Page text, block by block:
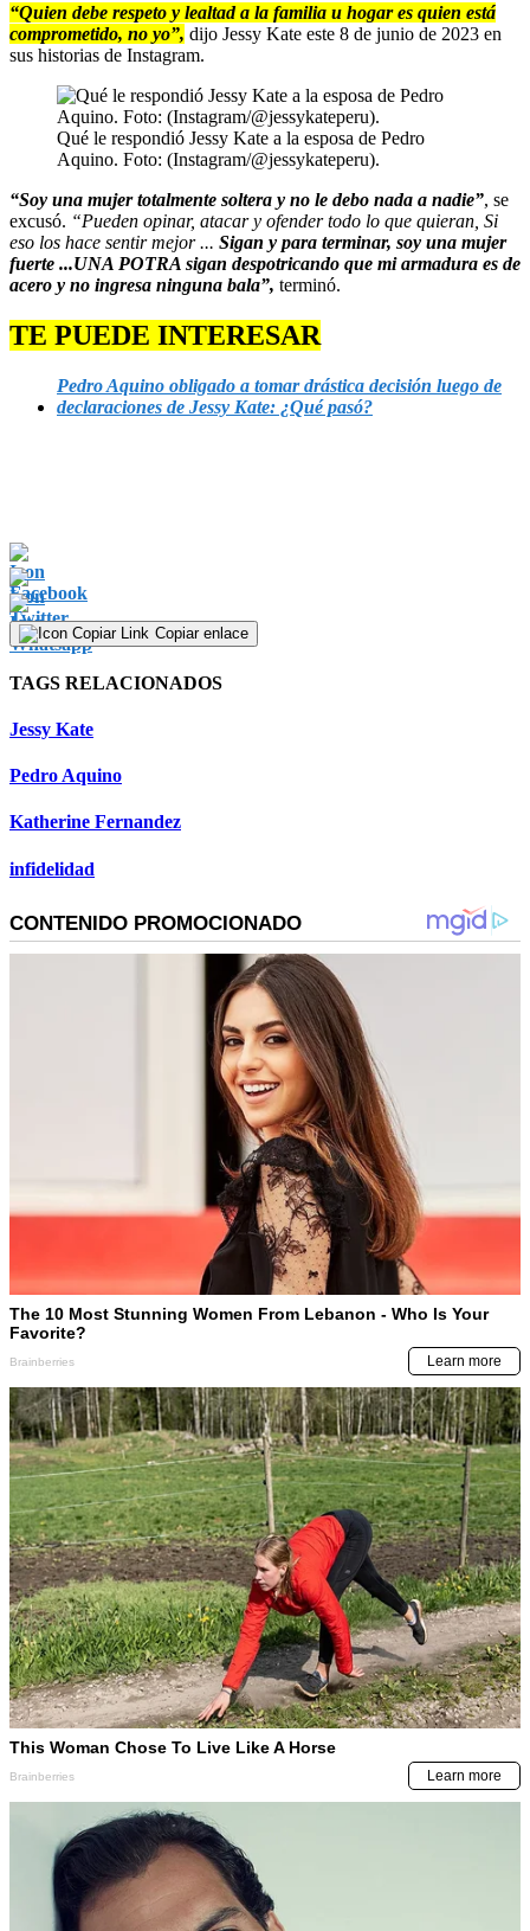
“Quien debe respeto y lealtad a la familia u hogar es quien está
comprometido, no yo”, dijo Jessy Kate este 8 de junio de 2023 en
sus historias de Instagram.
Qué le respondió Jessy Kate a la esposa de Pedro
Aquino. Foto: (Instagram/@jessykateperu).
“Soy una mujer totalmente soltera y no le debo nada a nadie”, se
excusó. “Pueden opinar, atacar y ofender todo lo que quieran, Si
eso los hace sentir mejor ... Sigan y para terminar, soy una mujer
fuerte ...UNA POTRA sigan despotricando que mi armadura es de
acero y no ingresa ninguna bala”, terminó.
TE PUEDE INTERESAR
Pedro Aquino obligado a tomar drástica decisión luego de
declaraciones de Jessy Kate: ¿Qué pasó?
Copiar enlace
TAGS RELACIONADOS
Jessy Kate
Pedro Aquino
Katherine Fernandez
infidelidad